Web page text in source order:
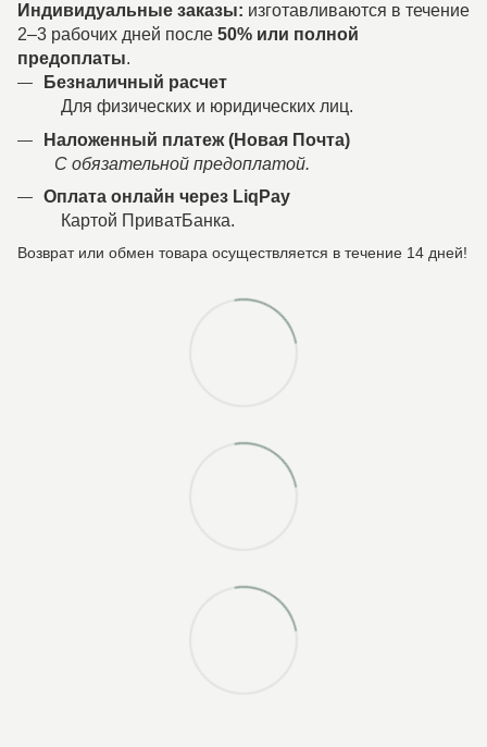
Индивидуальные заказы: изготавливаются в течение
2–3 рабочих дней после 50% или полной
предоплаты.
Безналичный расчет
Для физических и юридических лиц.
Наложенный платеж (Новая Почта)
С обязательной предоплатой.
Оплата онлайн через LiqPay
Картой ПриватБанка.
Возврат или обмен товара осуществляется в течение 14 дней!